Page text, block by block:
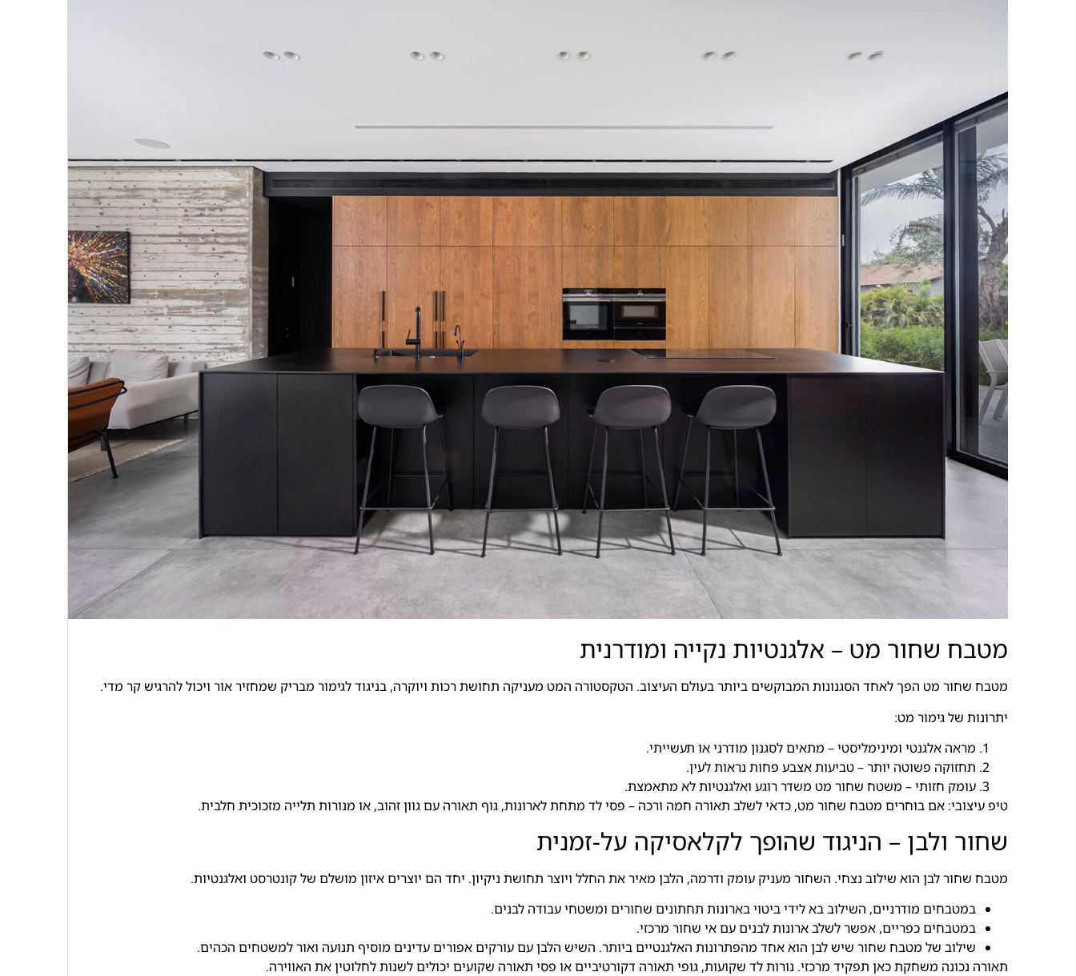
מטבח שחור מט – אלגנטיות נקייה ומודרנית
מטבח שחור מט הפך לאחד הסגנונות המבוקשים ביותר בעולם העיצוב. הטקסטורה המט מעניקה תחושת רכות ויוקרה, בניגוד לגימור מבריק שמחזיר אור ויכול להרגיש קר מדי.
יתרונות של גימור מט:
מראה אלגנטי ומינימליסטי – מתאים לסגנון מודרני או תעשייתי.
תחזוקה פשוטה יותר – טביעות אצבע פחות נראות לעין.
עומק חזותי – משטח שחור מט משדר רוגע ואלגנטיות לא מתאמצת.
טיפ עיצובי: אם בוחרים מטבח שחור מט, כדאי לשלב תאורה חמה ורכה – פסי לד מתחת לארונות, גוף תאורה עם גוון זהוב, או מנורות תלייה מזכוכית חלבית.
שחור ולבן – הניגוד שהופך לקלאסיקה על-זמנית
מטבח שחור לבן הוא שילוב נצחי. השחור מעניק עומק ודרמה, הלבן מאיר את החלל ויוצר תחושת ניקיון. יחד הם יוצרים איזון מושלם של קונטרסט ואלגנטיות.
במטבחים מודרניים, השילוב בא לידי ביטוי בארונות תחתונים שחורים ומשטחי עבודה לבנים.
במטבחים כפריים, אפשר לשלב ארונות לבנים עם אי שחור מרכזי.
שילוב של מטבח שחור שיש לבן הוא אחד מהפתרונות האלגנטיים ביותר. השיש הלבן עם עורקים אפורים עדינים מוסיף תנועה ואור למשטחים הכהים.
תאורה נכונה משחקת כאן תפקיד מרכזי. נורות לד שקועות, גופי תאורה דקורטיביים או פסי תאורה שקועים יכולים לשנות לחלוטין את האווירה.